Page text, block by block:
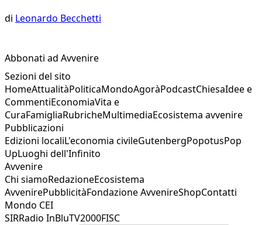
di Leonardo Becchetti
Abbonati ad Avvenire
Sezioni del sito
HomeAttualitàPoliticaMondoAgoràPodcastChiesaIdee e
CommentiEconomiaVita e
CuraFamigliaRubricheMultimediaEcosistema avvenire
Pubblicazioni
Edizioni localiL'economia civileGutenbergPopotusPop
UpLuoghi dell'Infinito
Avvenire
Chi siamoRedazioneEcosistema
AvvenirePubblicitàFondazione AvvenireShopContatti
Mondo CEI
SIRRadio InBluTV2000FISC